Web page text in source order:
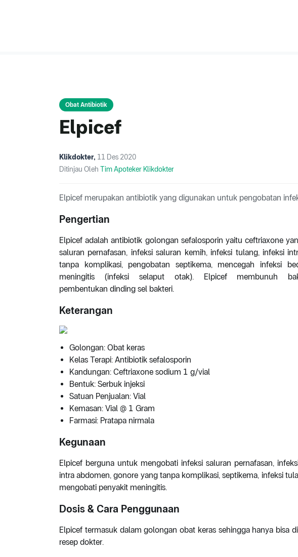
Obat Antibiotik
Elpicef
Klikdokter, 11 Des 2020
Ditinjau Oleh Tim Apoteker Klikdokter
Elpicef merupakan antibiotik yang digunakan untuk pengobatan
Pengertian
Elpicef adalah antibiotik golongan sefalosporin yaitu ceftriaxone
saluran pernafasan, infeksi saluran kemih, infeksi tulang, infeksi
tanpa komplikasi, pengobatan septikema, mencegah infeksi
meningitis (infeksi selaput otak). Elpicef membunuh
pembentukan dinding sel bakteri.
Keterangan
Golongan: Obat keras
Kelas Terapi: Antibiotik sefalosporin
Kandungan: Ceftriaxone sodium 1 g/vial
Bentuk: Serbuk injeksi
Satuan Penjualan: Vial
Kemasan: Vial @ 1 Gram
Farmasi: Pratapa nirmala
Kegunaan
Elpicef berguna untuk mengobati infeksi saluran pernafasan,
intra abdomen, gonore yang tanpa komplikasi, septikema, infeksi
mengobati penyakit meningitis.
Dosis & Cara Penggunaan
Elpicef termasuk dalam golongan obat keras sehingga hanya bisa
resep dokter.